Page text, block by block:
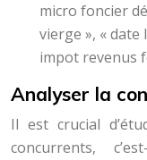
micro foncier
vierge », « date
impot revenus
Analyser la
Il est crucial
concurrents,